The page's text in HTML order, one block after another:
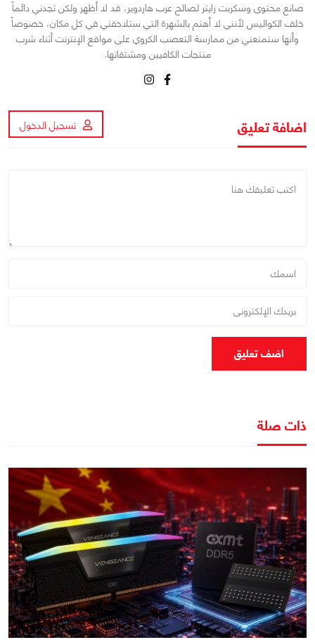
صانع محتوى وسكربت رايتر لصالح عرب هاردوير، قد لا أظهر ولكن تجدني دائماً
خلف الكواليس لأنني لا أهتم بالشهرة التي ستلاحقني في كل مكان، خصوصاً
وأنها ستمنعني من ممارسة التعصب الكروي على مواقع الإنترنت أثناء شرب
منتجات الكافيين ومشتقاتها.
اضافة تعليق تسجيل الدخول
اضف تعليق
ذات صلة